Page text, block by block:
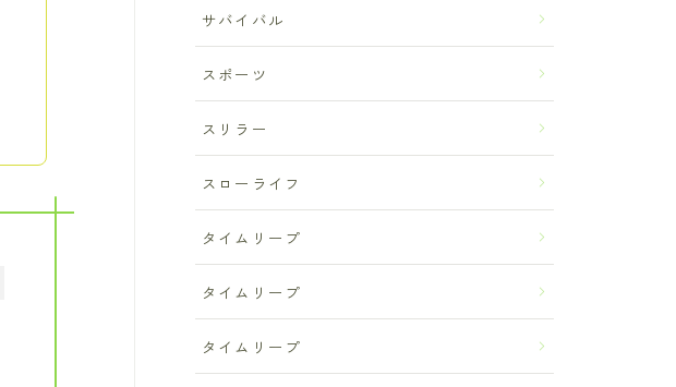
サバイバル
スポーツ
スリラー
スローライフ
タイムリープ
タイムリープ
タイムリープ